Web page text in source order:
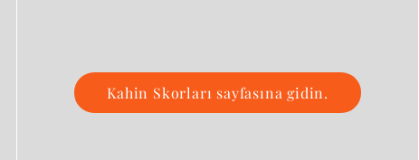
Kahin Skorları sayfasına gidin.